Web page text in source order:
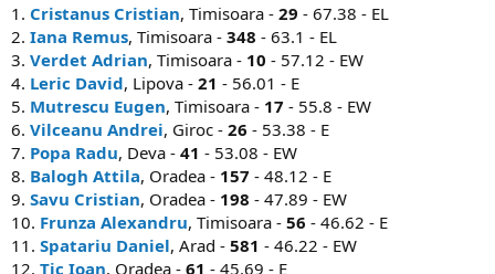
1. Cristanus Cristian, Timisoara - 29 - 67.38 - EL
2. Iana Remus, Timisoara - 348 - 63.1 - EL
3. Verdet Adrian, Timisoara - 10 - 57.12 - EW
4. Leric David, Lipova - 21 - 56.01 - E
5. Mutrescu Eugen, Timisoara - 17 - 55.8 - EW
6. Vilceanu Andrei, Giroc - 26 - 53.38 - E
7. Popa Radu, Deva - 41 - 53.08 - EW
8. Balogh Attila, Oradea - 157 - 48.12 - E
9. Savu Cristian, Oradea - 198 - 47.89 - EW
10. Frunza Alexandru, Timisoara - 56 - 46.62 - E
11. Spatariu Daniel, Arad - 581 - 46.22 - EW
12. Tic Ioan, Oradea - 61 - 45.69 - E